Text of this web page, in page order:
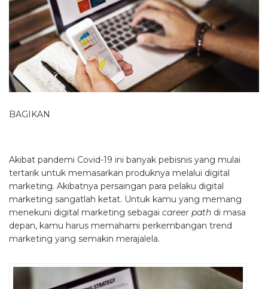
BAGIKAN
Akibat pandemi Covid-19 ini banyak pebisnis yang mulai
tertarik untuk memasarkan produknya melalui digital
marketing. Akibatnya persaingan para pelaku digital
marketing sangatlah ketat. Untuk kamu yang memang
menekuni digital marketing sebagai career path di masa
depan, kamu harus memahami perkembangan trend
marketing yang semakin merajalela.